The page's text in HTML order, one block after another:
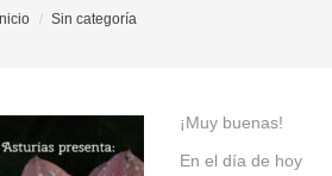
Inicio Sin categoría
¡Muy buenas!
En el día de hoy